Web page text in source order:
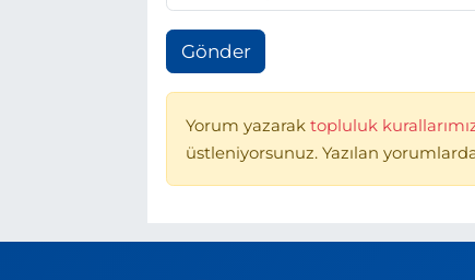
Gönder
Yorum yazarak topluluk
üstleniyorsunuz. Yazılan